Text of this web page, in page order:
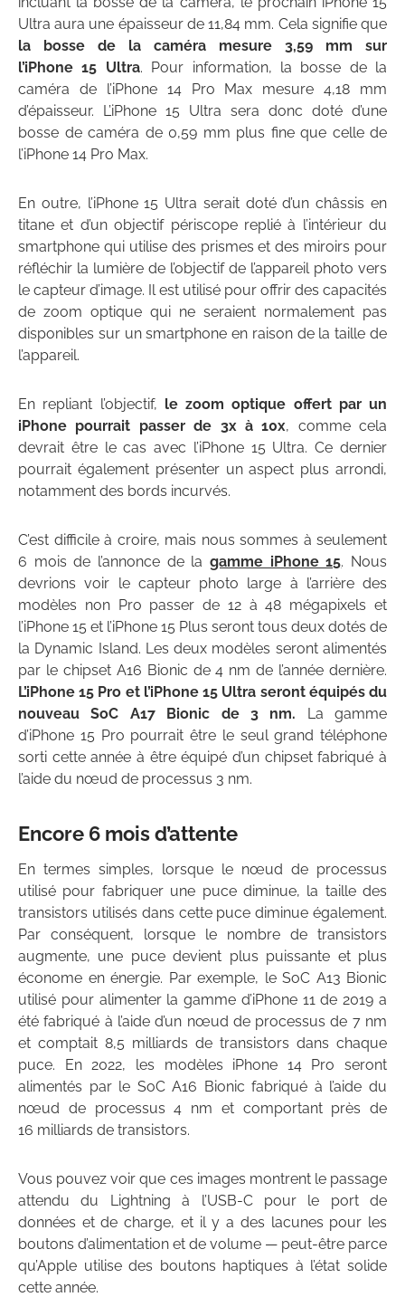
Ultra aura une épaisseur de 11,84 mm. Cela signifie que
la bosse de la caméra mesure 3,59 mm sur
l’iPhone 15 Ultra. Pour information, la bosse de la
caméra de l’iPhone 14 Pro Max mesure 4,18 mm
d’épaisseur. L’iPhone 15 Ultra sera donc doté d’une
bosse de caméra de 0,59 mm plus fine que celle de
l’iPhone 14 Pro Max.
En outre, l’iPhone 15 Ultra serait doté d’un châssis en
titane et d’un objectif périscope replié à l’intérieur du
smartphone qui utilise des prismes et des miroirs pour
réfléchir la lumière de l’objectif de l’appareil photo vers
le capteur d’image. Il est utilisé pour offrir des capacités
de zoom optique qui ne seraient normalement pas
disponibles sur un smartphone en raison de la taille de
l’appareil.
En repliant l’objectif, le zoom optique offert par un
iPhone pourrait passer de 3x à 10x, comme cela
devrait être le cas avec l’iPhone 15 Ultra. Ce dernier
pourrait également présenter un aspect plus arrondi,
notamment des bords incurvés.
C’est difficile à croire, mais nous sommes à seulement
6 mois de l’annonce de la gamme iPhone 15. Nous
devrions voir le capteur photo large à l’arrière des
modèles non Pro passer de 12 à 48 mégapixels et
l’iPhone 15 et l’iPhone 15 Plus seront tous deux dotés de
la Dynamic Island. Les deux modèles seront alimentés
par le chipset A16 Bionic de 4 nm de l’année dernière.
L’iPhone 15 Pro et l’iPhone 15 Ultra seront équipés du
nouveau SoC A17 Bionic de 3 nm. La gamme
d’iPhone 15 Pro pourrait être le seul grand téléphone
sorti cette année à être équipé d’un chipset fabriqué à
l’aide du nœud de processus 3 nm.
Encore 6 mois d’attente
En termes simples, lorsque le nœud de processus
utilisé pour fabriquer une puce diminue, la taille des
transistors utilisés dans cette puce diminue également.
Par conséquent, lorsque le nombre de transistors
augmente, une puce devient plus puissante et plus
économe en énergie. Par exemple, le SoC A13 Bionic
utilisé pour alimenter la gamme d’iPhone 11 de 2019 a
été fabriqué à l’aide d’un nœud de processus de 7 nm
et comptait 8,5 milliards de transistors dans chaque
puce. En 2022, les modèles iPhone 14 Pro seront
alimentés par le SoC A16 Bionic fabriqué à l’aide du
nœud de processus 4 nm et comportant près de
16 milliards de transistors.
Vous pouvez voir que ces images montrent le passage
attendu du Lightning à l’USB-C pour le port de
données et de charge, et il y a des lacunes pour les
boutons d’alimentation et de volume — peut-être parce
qu’Apple utilise des boutons haptiques à l’état solide
cette année.